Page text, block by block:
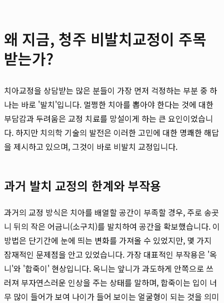
왜 지금, 청주 비발치교정이 주목
받는가?
치아교정을 상담받는 많은 분들이 가장 먼저 걱정하는 부분 중 하
나는 바로 '발치'입니다. 멀쩡한 치아를 뽑아야 한다는 것에 대한
부담감과 두려움은 교정 치료를 망설이게 하는 큰 요인이었습니
다. 하지만 치의학 기술의 발전은 이러한 고민에 대한 명쾌한 해답
을 제시하고 있으며, 그것이 바로 비발치 교정입니다.
과거 발치 교정의 한계와 부작용
과거의 교정 방식은 치아를 배열할 공간이 부족할 경우, 주로 송곳
니 뒤의 작은 어금니(소구치)를 발치하여 공간을 확보했습니다. 이
방법은 단기간에 눈에 띄는 변화를 가져올 수 있었지만, 몇 가지
잠재적인 문제점을 안고 있었습니다. 가장 대표적인 부작용은 '옥
니'와 '합죽이' 현상입니다. 옥니는 앞니가 과도하게 안쪽으로 쓰
러져 부자연스러운 인상을 주는 상태를 말하며, 합죽이는 입이 너
무 많이 들어가 보여 나이가 들어 보이는 얼굴형이 되는 것을 의미